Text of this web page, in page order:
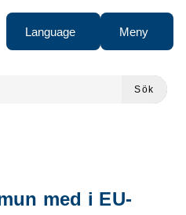
Language Meny
Sök
med i EU-